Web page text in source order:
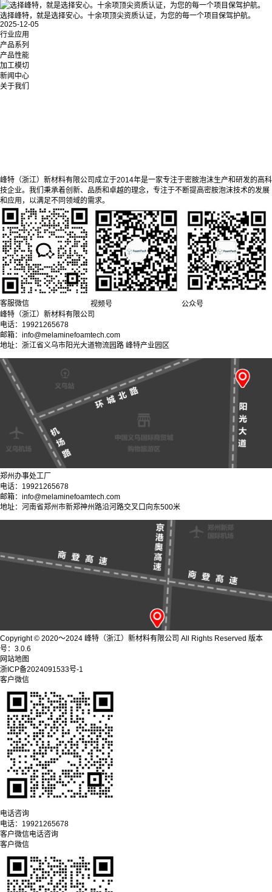
选择峰特，就是选择安心。十余项顶尖资质认证，为您的每一个项目保驾护航。
2025-12-05
行业应用
产品系列
产品性能
加工模切
新闻中心
关于我们
峰特（浙江）新材料有限公司成立于2014年是一家专注于密胺泡沫生产和研发的高科
技企业。我们秉承着创新、品质和卓越的理念，专注于不断提高密胺泡沫技术的发展
和应用，以满足不同领域的需求。
客服微信 视频号
公众号
峰特（浙江）新材料有限公司
电话：19921265678
邮箱：info@melaminefoamtech.com
地址：浙江省义乌市阳光大道物流园路 峰特产业园区
郑州办事处工厂
电话：19921265678
邮箱：info@melaminefoamtech.com
地址：河南省郑州市新郑神州路沿河路交叉口向东500米
Copyright © 2020～2024 峰特（浙江）新材料有限公司 All Rights Reserved 版本
号：3.0.6
网站地图
浙ICP备2024091533号-1
客户微信
电话咨询
电话： 19921265678
客户微信电话咨询
客户微信